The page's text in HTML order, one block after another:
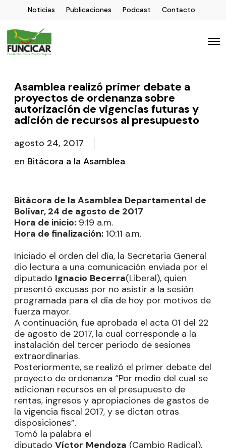
Noticias Publicaciones Podcast Contacto
Asamblea realizó primer debate a
proyectos de ordenanza sobre
autorización de vigencias futuras y
adición de recursos al presupuesto
agosto 24, 2017
en Bitácora a la Asamblea
Bitácora de la Asamblea Departamental de
Bolívar, 24 de agosto de 2017
Hora de inicio: 9:19 a.m.
Hora de finalización: 10:11 a.m.
Iniciado el orden del día, la Secretaria General
dio lectura a una comunicación enviada por el
diputado Ignacio Becerra(Liberal), quien
presentó excusas por no asistir a la sesión
programada para el día de hoy por motivos de
fuerza mayor.
A continuación, fue aprobada el acta 01 del 22
de agosto de 2017, la cual corresponde a la
instalación del tercer periodo de sesiones
extraordinarias.
Posteriormente, se realizó el primer debate del
proyecto de ordenanza “Por medio del cual se
adicionan recursos en el presupuesto de
rentas, ingresos y apropiaciones de gastos de
la vigencia fiscal 2017, y se dictan otras
disposiciones”.
Tomó la palabra el
diputado Víctor Mendoza (Cambio Radical),